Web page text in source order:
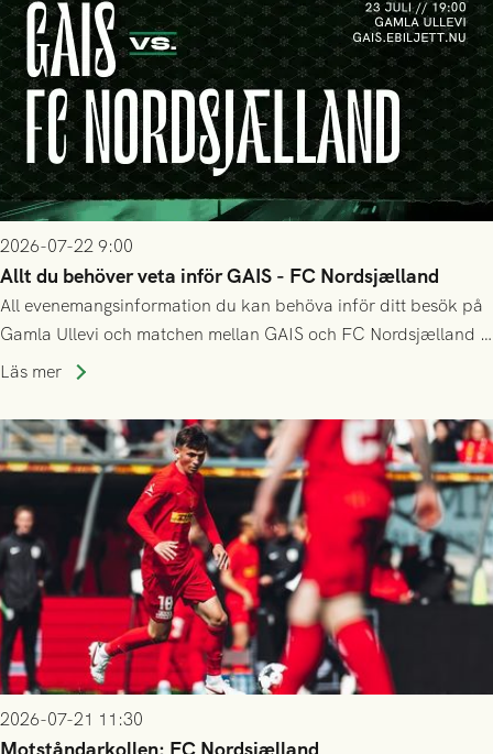
2026-07-22 9:00
Allt du behöver veta inför GAIS - FC Nordsjælland
All evenemangsinformation du kan behöva inför ditt besök på
Gamla Ullevi och matchen mellan GAIS och FC Nordsjælland i
kvalet till Conference League! Avspark kl 19.00 på torsdag
Läs mer
2026-07-21 11:30